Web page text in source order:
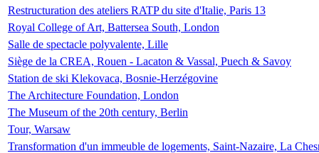
Restructuration des ateliers RATP du site d'Italie, Paris 13
Royal College of Art, Battersea South, London
Salle de spectacle polyvalente, Lille
Siège de la CREA, Rouen - Lacaton & Vassal, Puech & Savoy
Station de ski Klekovaca, Bosnie-Herzégovine
The Architecture Foundation, London
The Museum of the 20th century, Berlin
Tour, Warsaw
Transformation d'un immeuble de logements, Saint-Nazaire, La